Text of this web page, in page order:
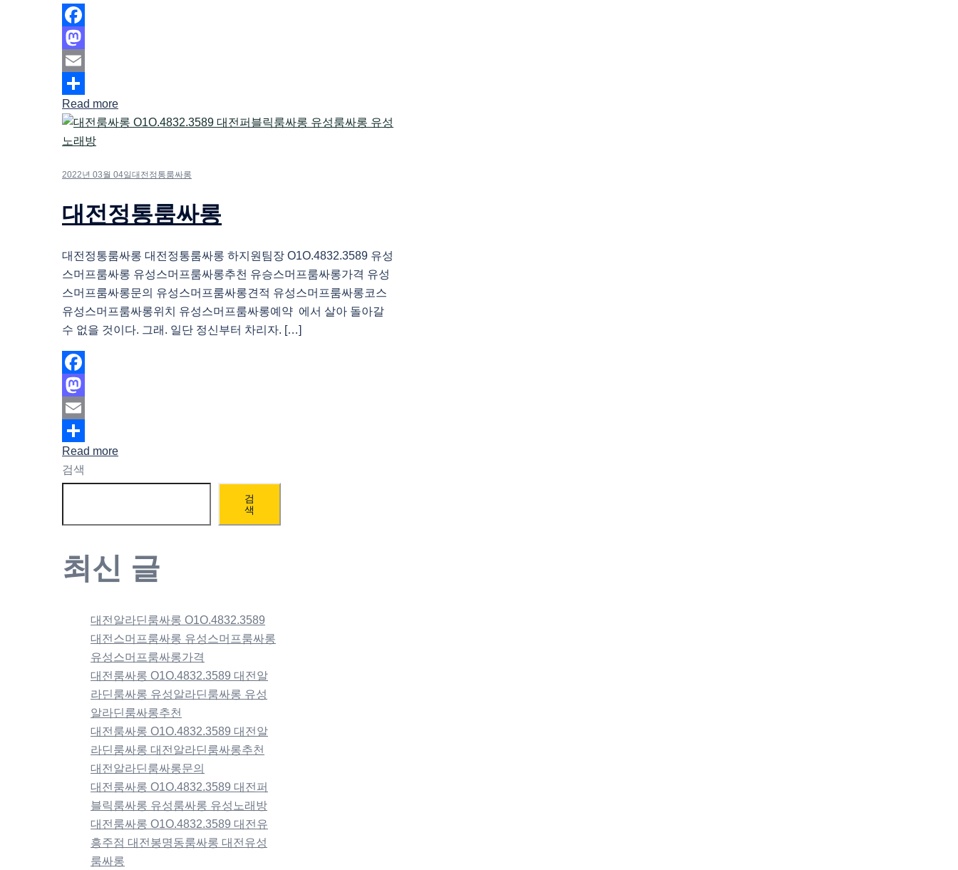
Facebook
Mastodon
Email
Share
Read more
2022년 03월 04일 대전정통룸싸롱
대전정통룸싸롱
대전정통룸싸롱 대전정통룸싸롱 하지원팀장 O1O.4832.3589 유성
스머프룸싸롱 유성스머프룸싸롱추천 유승스머프룸싸롱가격 유성
스머프룸싸롱문의 유성스머프룸싸롱견적 유성스머프룸싸롱코스
유성스머프룸싸롱위치 유성스머프룸싸롱예약 에서 살아 돌아갈
수 없을 것이다. 그래. 일단 정신부터 차리자. […]
Facebook
Mastodon
Email
Share
Read more
검색
검
색
최신 글
대전알라딘룸싸롱 O1O.4832.3589
대전스머프룸싸롱 유성스머프룸싸롱
유성스머프룸싸롱가격
대전룸싸롱 O1O.4832.3589 대전알
라딘룸싸롱 유성알라딘룸싸롱 유성
알라딘룸싸롱추천
대전룸싸롱 O1O.4832.3589 대전알
라딘룸싸롱 대전알라딘룸싸롱추천
대전알라딘룸싸롱문의
대전룸싸롱 O1O.4832.3589 대전퍼
블릭룸싸롱 유성룸싸롱 유성노래방
대전룸싸롱 O1O.4832.3589 대전유
흥주점 대전봉명동룸싸롱 대전유성
룸싸롱